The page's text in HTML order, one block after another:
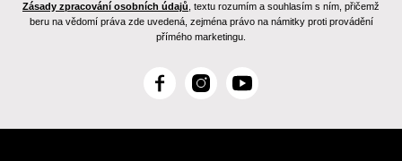
Zásady zpracování osobních údajů , textu rozumím a souhlasím s ním, přičemž
beru na vědomí práva zde uvedená, zejména právo na námitky proti provádění
přímého marketingu.
F
c
I
s
Y
u